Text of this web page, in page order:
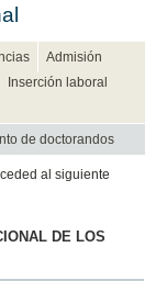
Admisión
Inserción laboral
de doctorandos
al siguiente
DE LOS